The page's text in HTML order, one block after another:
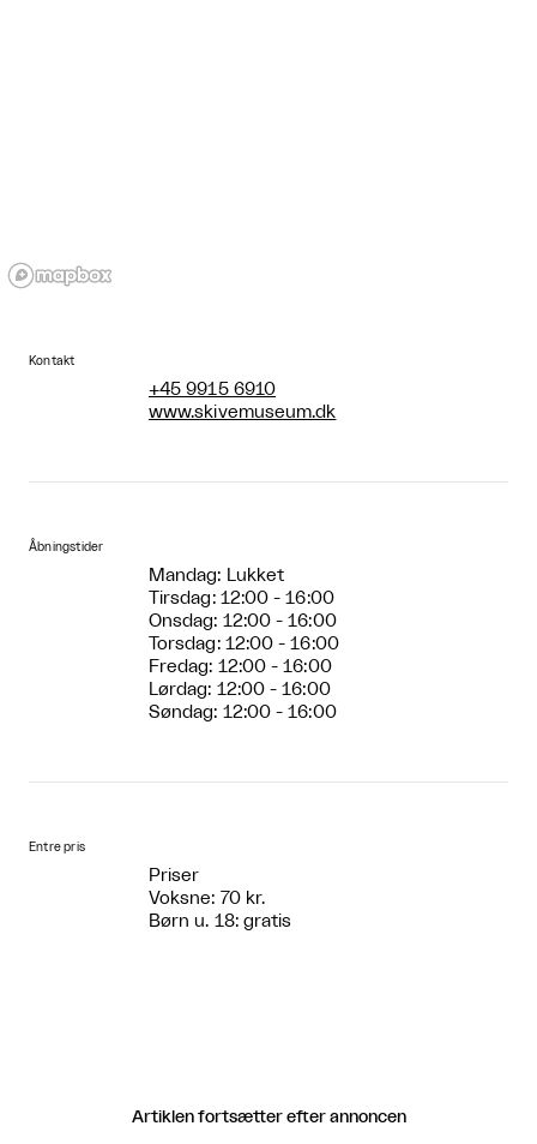
Kontakt
+45 9915 6910
www.skivemuseum.dk
Åbningstider
Mandag: Lukket
Tirsdag: 12:00 - 16:00
Onsdag: 12:00 - 16:00
Torsdag: 12:00 - 16:00
Fredag: 12:00 - 16:00
Lørdag: 12:00 - 16:00
Søndag: 12:00 - 16:00
Entre pris
Priser
Voksne: 70 kr.
Børn u. 18: gratis
Artiklen fortsætter efter annoncen